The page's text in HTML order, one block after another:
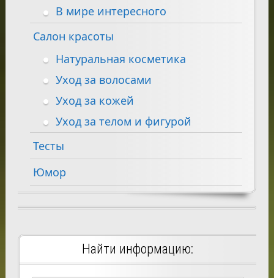
В мире интересного
Салон красоты
Натуральная косметика
Уход за волосами
Уход за кожей
Уход за телом и фигурой
Тесты
Юмор
Найти информацию: